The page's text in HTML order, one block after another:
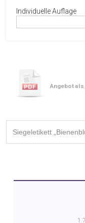
Individuelle Auflage
Angebot als